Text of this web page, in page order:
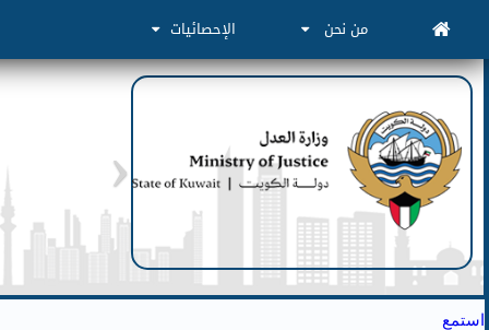
من نحن الإحصائيات
استمع